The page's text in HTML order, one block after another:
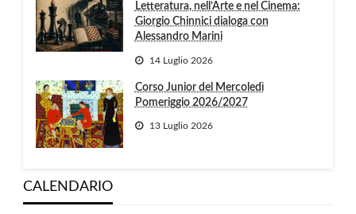
Letteratura, nell’Arte e nel Cinema:
Giorgio Chinnici dialoga con
Alessandro Marini
14 Luglio 2026
Corso Junior del Mercoledì
Pomeriggio 2026/2027
13 Luglio 2026
CALENDARIO